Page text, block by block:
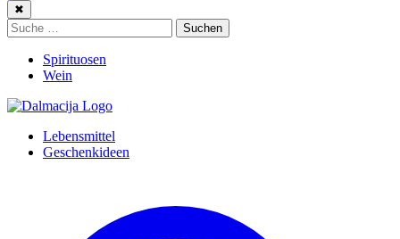
✖
Suche: Suchen
Spirituosen
Wein
Lebensmittel
Geschenkideen